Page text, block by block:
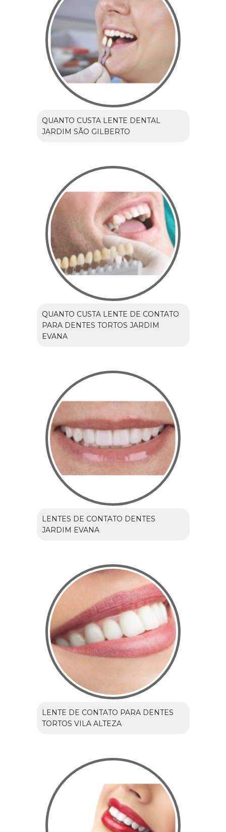
QUANTO CUSTA LENTE DENTAL
JARDIM SÃO GILBERTO
QUANTO CUSTA LENTE DE CONTATO
PARA DENTES TORTOS JARDIM
EVANA
LENTES DE CONTATO DENTES
JARDIM EVANA
LENTE DE CONTATO PARA DENTES
TORTOS VILA ALTEZA